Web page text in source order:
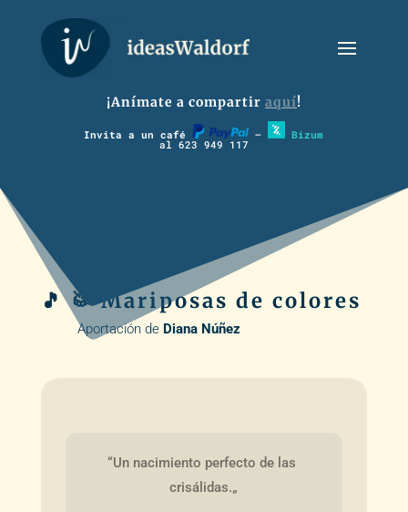
¡Anímate a compartir aquí!
Invita a un café – Bizum
al 623 949 117
🎵 🥁 Mariposas de colores
Aportación de Diana Núñez
“Un nacimiento perfecto de las
crisálidas.„